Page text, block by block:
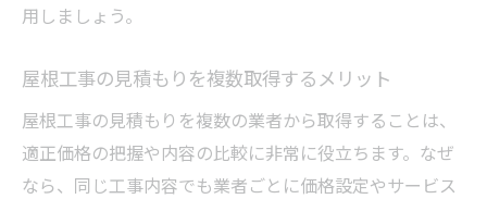
用しましょう。
屋根工事の見積もりを複数取得するメリット
屋根工事の見積もりを複数の業者から取得することは、
適正価格の把握や内容の比較に非常に役立ちます。なぜ
なら、同じ工事内容でも業者ごとに価格設定やサービス